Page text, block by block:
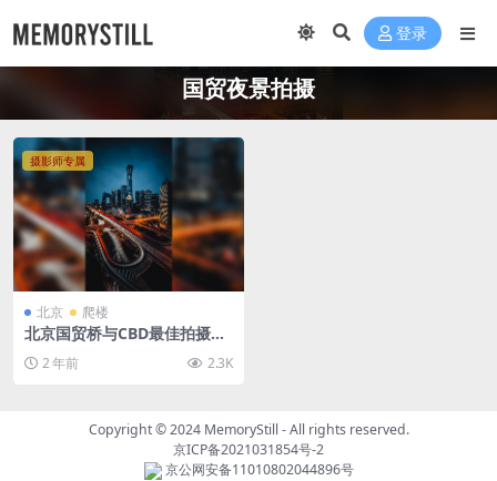
登录
国贸夜景拍摄
摄影师专属
北京 爬楼
北京国贸桥与CBD最佳拍摄机
2 年前 2.3K
Copyright © 2024 MemoryStill - All rights reserved.
京ICP备2021031854号-2
京公网安备11010802044896号